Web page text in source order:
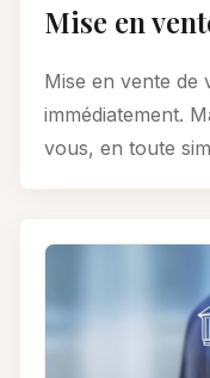
Mise en
Mise en vente de
immédiatement.
vous, en toute